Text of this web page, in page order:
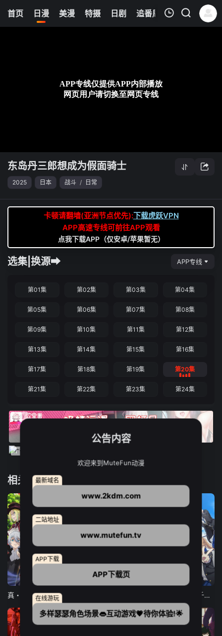
首页 日漫 美漫 特摄 日剧 追番周表 今日更新
0
清空
东岛丹三郎想成为假面骑士
2025 日本 战斗 / 日常
卡顿请翻墙(亚洲节点优先):下载虎跃VPN
APP高速专线可前往APP观看
点我下载APP（仅安卓/苹果暂无）
选集|换源➡ APP专线
第01集 第02集 第03集 第04集
第05集 第06集 第07集 第08集
第09集 第10集 第11集 第12集
第13集 第14集 第15集 第16集
第17集 第18集 第19集 第20集
第21集 第22集 第23集 第24集
相关推荐
12集全
弹珠汽水瓶里的千岁同学
公告内容
欢迎来到MuteFun动漫
最新域名
www.2kdm.com
二站地址
www.mutefun.tv
APP下载
APP下载页
在线游玩
多样瑟瑟角色场景👄互动游戏💗待你体验!🌟